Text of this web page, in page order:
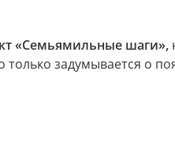
«Семьямильные шаги»,
только задумывается о